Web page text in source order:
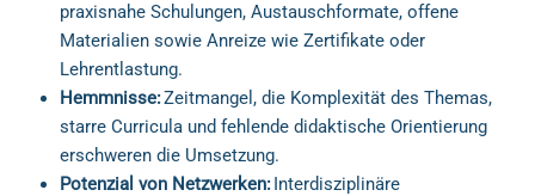
praxisnahe Schulungen, Austauschformate, offene
Materialien sowie Anreize wie Zertifikate oder
Lehrentlastung.
Hemmnisse:Zeitmangel, die Komplexität des Themas,
starre Curricula und fehlende didaktische Orientierung
erschweren die Umsetzung.
Potenzial von Netzwerken:Interdisziplinäre